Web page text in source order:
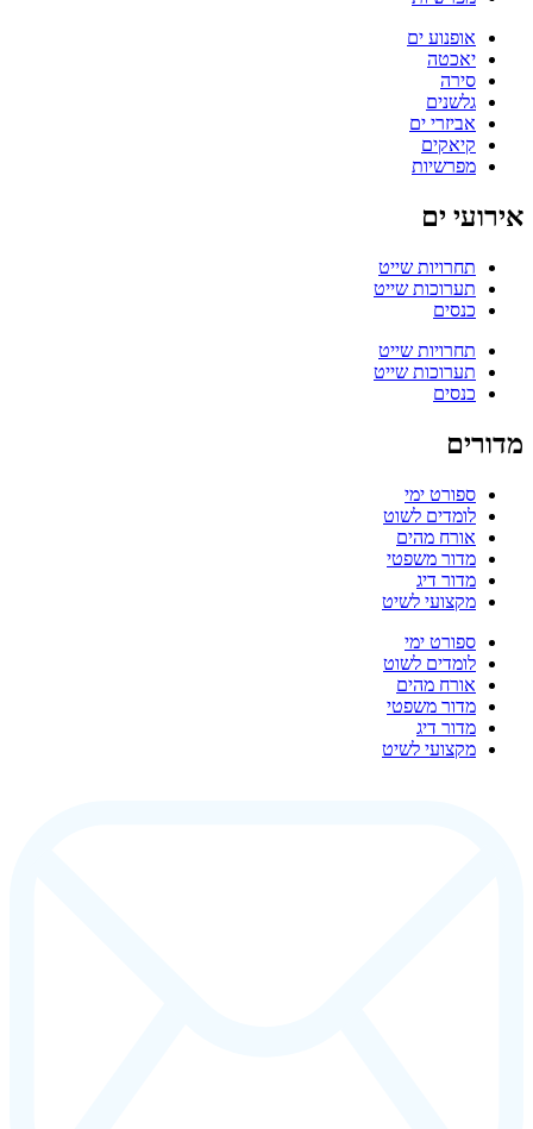
אופנוע ים
יאכטה
סירה
גלשנים
אביזרי ים
קיאקים
מפרשיות
אירועי ים
תחרויות שייט
תערוכות שייט
כנסים
תחרויות שייט
תערוכות שייט
כנסים
מדורים
ספורט ימי
לומדים לשוט
אורח מהים
מדור משפטי
מדור דיג
מקצועי לשיט
ספורט ימי
לומדים לשוט
אורח מהים
מדור משפטי
מדור דיג
מקצועי לשיט